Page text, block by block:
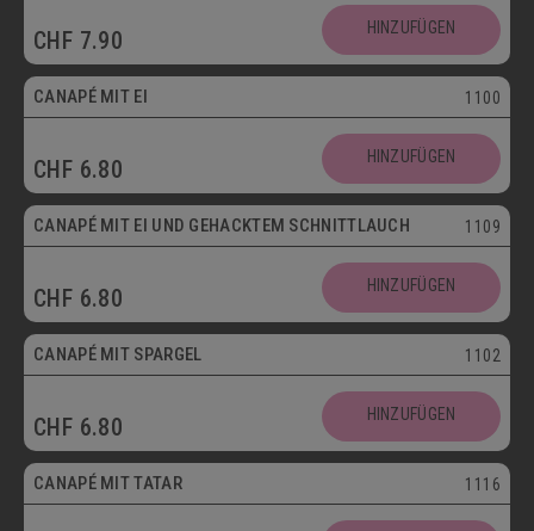
CHF 7.90 HINZUFÜGEN
Vegetarisch
CANAPÉ MIT EI 1100
CHF 6.80 HINZUFÜGEN
Vegetarisch
CANAPÉ MIT EI UND GEHACKTEM SCHNITTLAUCH 1109
CHF 6.80 HINZUFÜGEN
CANAPÉ MIT SPARGEL 1102
CHF 6.80 HINZUFÜGEN
CANAPÉ MIT TATAR 1116